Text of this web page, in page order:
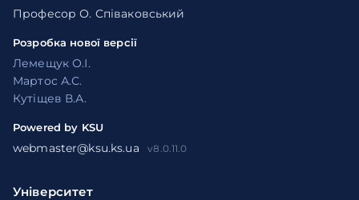
Професор О. Співаковський
Розробка нової версії
Лемещук О.І.
Мартос А.С.
Кутіщев В.А.
Powered by KSU
webmaster@ksu.ks.ua v8.0.11.0
Університет